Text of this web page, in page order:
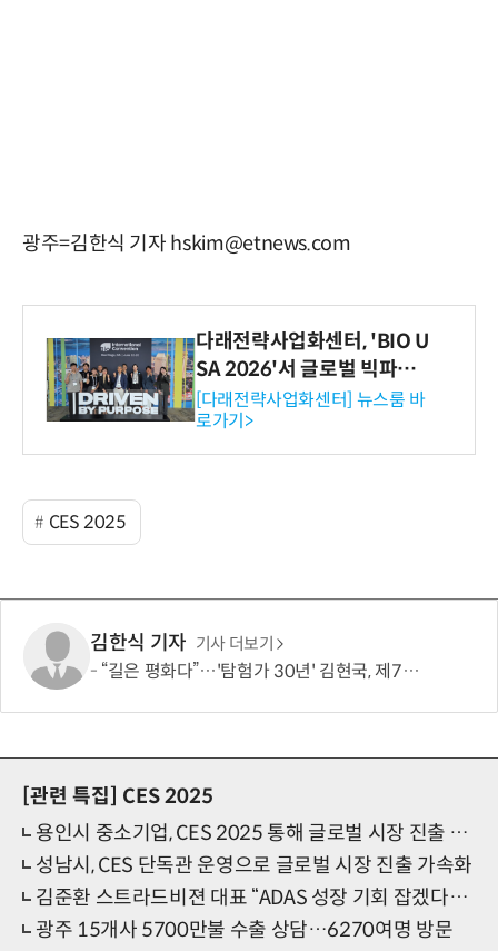
광주=김한식 기자 hskim@etnews.com
다래전략사업화센터, 'BIO U
SA 2026'서 글로벌 빅파마
와의 비즈니스 미팅 지원…K
-바이오 해외 진출 교두보 확
보
[다래전략사업화센터] 뉴스룸 바
로가기>
CES 2025
김한식 기자 기사 더보기
“길은 평화다”…'탐험가 30년' 김현국, 제7차 유라시아 대륙횡단 나선다
[관련 특집] CES 2025
용인시 중소기업, CES 2025 통해 글로벌 시장 진출 가속화
성남시, CES 단독관 운영으로 글로벌 시장 진출 가속화
김준환 스트라드비젼 대표 “ADAS 성장 기회 잡겠다…기술 리더십 공고화”
광주 15개사 5700만불 수출 상담…6270여명 방문